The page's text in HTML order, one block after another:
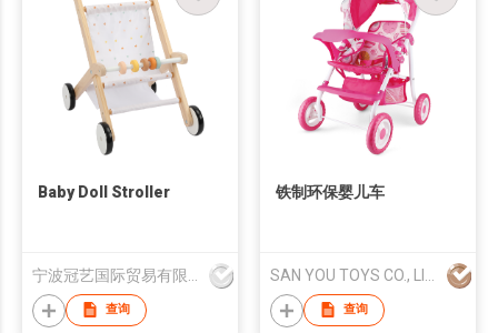
Baby Doll Stroller
查询
铁制环保婴儿车
查询